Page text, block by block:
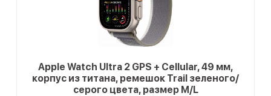
Apple Watch Ultra 2 GPS + Cellular, 49 мм,
корпус из титана, ремешок Trail зеленого/
серого цвета, размер M/L